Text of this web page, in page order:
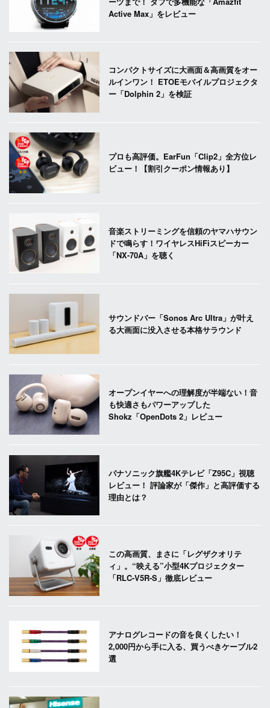
Active Max」をレビュー
コンパクトサイズに大画面＆高画質をオー
ルインワン！ ETOEモバイルプロジェクタ
ー「Dolphin 2」を検証
プロも高評価。EarFun「Clip2」全方位レ
ビュー！【割引クーポン情報あり】
音楽ストリーミングを信頼のヤマハサウン
ドで鳴らす！ワイヤレスHiFiスピーカー
「NX-70A」を聴く
サウンドバー「Sonos Arc Ultra」が叶え
る大画面に没入させる本格サラウンド
オープンイヤーへの理解度が半端ない！音
も快適さもパワーアップした
Shokz「OpenDots 2」レビュー
パナソニック旗艦4Kテレビ「Z95C」視聴
レビュー！ 評論家が「傑作」と高評価する
理由とは？
この高画質、まさに「レグザクオリテ
ィ」。“映える”小型4Kプロジェクター
「RLC-V5R-S」徹底レビュー
アナログレコードの音を良くしたい！
2,000円から手に入る、買うべきケーブル2
選